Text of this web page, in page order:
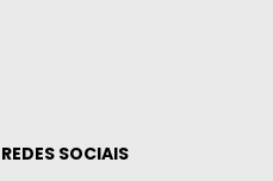
REDES SOCIAIS